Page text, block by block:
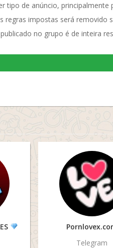
tipo de anúncio, principalmente
regras impostas será removido
no grupo é de inteira
Telegram